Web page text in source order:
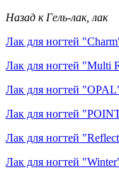
Назад к Гель-лак, лак
Лак для ногтей
Лак для ногтей "Multi
Лак для ногтей
Лак для ногтей
Лак для ногтей
Лак для ногтей